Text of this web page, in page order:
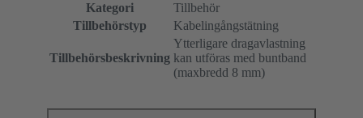
Kategori
Tillbehör
Tillbehörstyp
Kabelingångstätning
Tillbehörsbeskrivning
Ytterligare dragavlastning
kan utföras med buntband
(maxbredd 8 mm)